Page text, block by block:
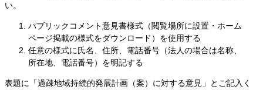
い。
パブリックコメント意見書様式（閲覧場所に設置・ホーム
ページ掲載の様式をダウンロード）を使用する
任意の様式に氏名、住所、電話番号（法人の場合は名称、
所在地、電話番号）を明記する
表題に「過疎地域持続的発展計画（案）に対する意見」とご記入く